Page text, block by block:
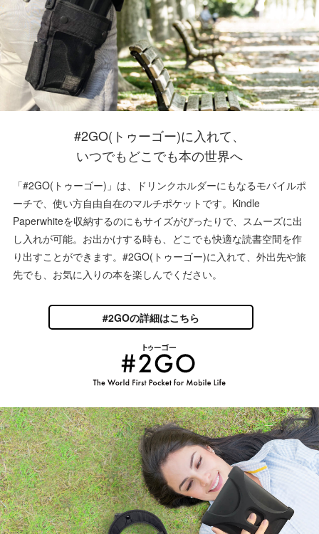
#2GO(トゥーゴー)に入れて、
いつでもどこでも本の世界へ
「#2GO(トゥーゴー)」は、ドリンクホルダーにもなるモバイルポ
ーチで、使い方自由自在のマルチポケットです。Kindle
Paperwhiteを収納するのにもサイズがぴったりで、スムーズに出
し入れが可能。お出かけする時も、どこでも快適な読書空間を作
り出すことができます。#2GO(トゥーゴー)に入れて、外出先や旅
先でも、お気に入りの本を楽しんでください。
#2GOの詳細はこちら